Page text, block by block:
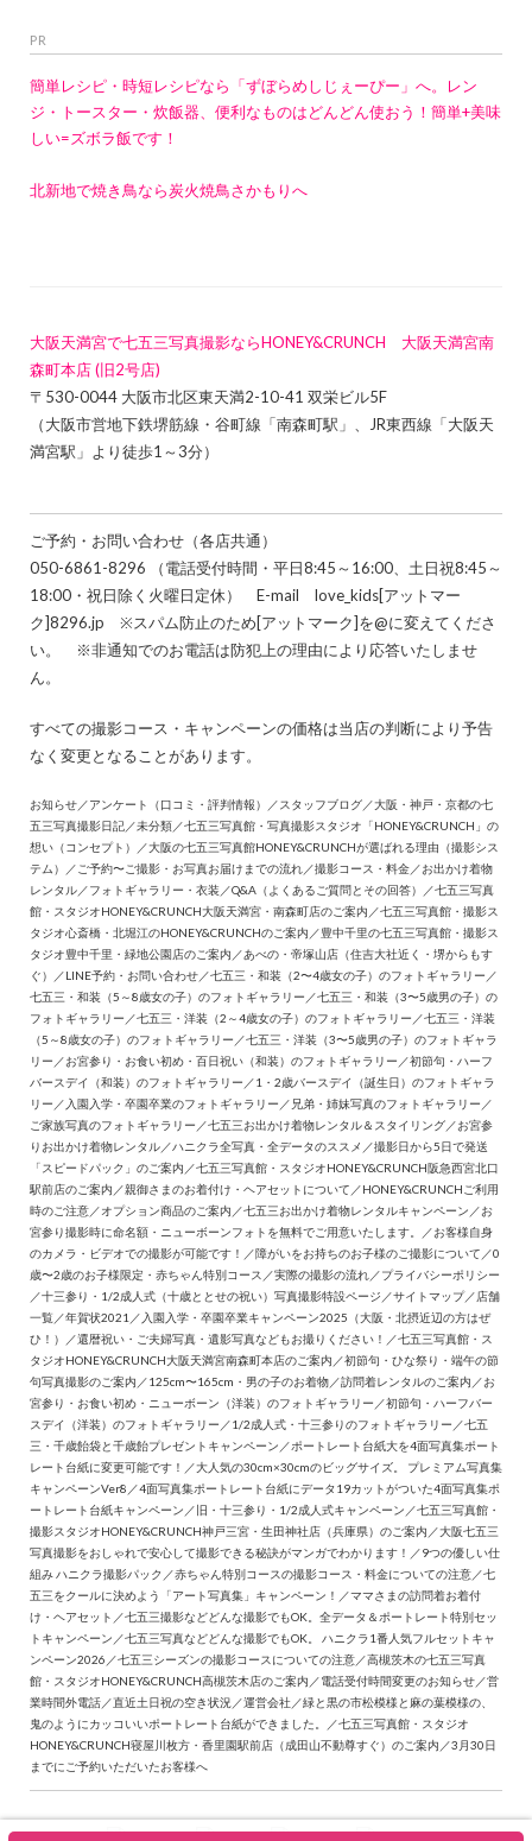
PR
簡単レシピ・時短レシピなら「ずぼらめしじぇーぴー」へ。レン
ジ・トースター・炊飯器、便利なものはどんどん使おう！簡単+美味
しい=ズボラ飯です！
北新地で焼き鳥なら炭火焼鳥さかもりへ
大阪天満宮で七五三写真撮影ならHONEY&CRUNCH 大阪天満宮南
森町本店 (旧2号店)
〒530-0044 大阪市北区東天満2-10-41 双栄ビル5F
（大阪市営地下鉄堺筋線・谷町線「南森町駅」、JR東西線「大阪天
満宮駅」より徒歩1～3分）
ご予約・お問い合わせ（各店共通）
050-6861-8296 （電話受付時間・平日8:45～16:00、土日祝8:45～
18:00・祝日除く火曜日定休） E-mail love_kids[アットマー
ク]8296.jp ※スパム防止のため[アットマーク]を@に変えてくださ
い。 ※非通知でのお電話は防犯上の理由により応答いたしませ
ん。
すべての撮影コース・キャンペーンの価格は当店の判断により予告
なく変更となることがあります。
お知らせ ／アンケート（口コミ・評判情報） ／スタッフブログ ／大阪・神戸・京都の七
五三写真撮影日記 ／未分類 ／七五三写真館・写真撮影スタジオ「HONEY&CRUNCH」の
想い（コンセプト）
／大阪の七五三写真館HONEY&CRUNCHが選ばれる理由（撮影シス
テム）
／ ご予約〜ご撮影・お写真お届けまでの流れ ／撮影コース・料金 ／お出かけ着物
レンタル ／フォトギャラリー・衣装 ／Q&A（よくあるご質問とその回答） ／七五三写真
館・スタジオHONEY&CRUNCH大阪天満宮・南森町店のご案内 ／七五三写真館・撮影ス
タジオ心斎橋・北堀江のHONEY&CRUNCHのご案内 ／豊中千里の七五三写真館・撮影ス
タジオ豊中千里・緑地公園店のご案内 ／あべの・帝塚山店（住吉大社近く・堺からもす
ぐ）
／LINE予約・お問い合わせ ／七五三・和装（2〜4歳女の子）のフォトギャラリー ／
七五三・和装（5～8歳女の子）のフォトギャラリー ／七五三・和装（3〜5歳男の子）の
フォトギャラリー ／七五三・洋装（2～4歳女の子）のフォトギャラリー ／七五三・洋装
（5～8歳女の子）のフォトギャラリー ／七五三・洋装（3〜5歳男の子）のフォトギャラ
リー ／お宮参り・お食い初め・百日祝い（和装）のフォトギャラリー ／初節句・ハーフ
バースデイ（和装）のフォトギャラリー ／1・2歳バースデイ（誕生日）のフォトギャラ
リー ／ 入園入学・卒園卒業のフォトギャラリー ／ 兄弟・姉妹写真のフォトギャラリー ／
ご家族写真のフォトギャラリー ／七五三お出かけ着物レンタル＆スタイリング ／お宮参
りお出かけ着物レンタル ／ハニクラ全写真・全データのススメ ／撮影日から5日で発送
「スピードパック」のご案内 ／七五三写真館・スタジオHONEY&CRUNCH阪急西宮北口
駅前店のご案内 ／親御さまのお着付け・ヘアセットについて ／HONEY&CRUNCHご利用
時のご注意 ／オプション商品のご案内 ／七五三お出かけ着物レンタルキャンペーン ／お
宮参り撮影時に命名額・ニューボーンフォトを無料でご用意いたします。
／お客様自身
のカメラ・ビデオでの撮影が可能です！ ／障がいをお持ちのお子様のご撮影について ／0
歳〜2歳のお子様限定・赤ちゃん特別コース ／実際の撮影の流れ ／プライバシーポリシー
／十三参り・1/2成人式（十歳ととせの祝い）写真撮影特設ページ ／サイトマップ／店舗
一覧 ／年賀状2021 ／ 入園入学・卒園卒業キャンペーン2025（大阪・北摂近辺の方はぜ
ひ！）
／還暦祝い・ご夫婦写真・遺影写真などもお撮りください！ ／七五三写真館・ス
タジオHONEY&CRUNCH大阪天満宮南森町本店のご案内 ／初節句・ひな祭り・端午の節
句写真撮影のご案内 ／125cm〜165cm・男の子のお着物 ／訪問着レンタルのご案内 ／お
宮参り・お食い初め・ニューボーン（洋装）のフォトギャラリー ／初節句・ハーフバー
スデイ（洋装）のフォトギャラリー ／1/2成人式・十三参りのフォトギャラリー ／七五
三・千歳飴袋と千歳飴プレゼントキャンペーン ／ポートレート台紙大を4面写真集ポート
レート台紙に変更可能です！ ／大人気の30cm×30cmのビッグサイズ。 プレミアム写真集
キャンペーンVer8 ／4面写真集ポートレート台紙にデータ19カットがついた4面写真集ポ
ートレート台紙キャンペーン ／旧・十三参り・1/2成人式キャンペーン ／七五三写真館・
撮影スタジオHONEY&CRUNCH神戸三宮・生田神社店（兵庫県）のご案内 ／大阪七五三
写真撮影をおしゃれで安心して撮影できる秘訣がマンガでわかります！ ／9つの優しい仕
組み ハニクラ撮影パック ／赤ちゃん特別コースの撮影コース・料金についての注意 ／七
五三をクールに決めよう「アート写真集」キャンペーン！ ／ママさまの訪問着お着付
け・ヘアセット ／七五三撮影などどんな撮影でもOK。全データ＆ポートレート特別セッ
トキャンペーン ／七五三写真などどんな撮影でもOK。 ハニクラ1番人気フルセットキャ
ンペーン2026 ／七五三シーズンの撮影コースについての注意 ／高槻茨木の七五三写真
館・スタジオHONEY&CRUNCH高槻茨木店のご案内 ／電話受付時間変更のお知らせ ／営
業時間外電話 ／直近土日祝の空き状況 ／運営会社 ／緑と黒の市松模様と麻の葉模様の、
鬼のようにカッコいいポートレート台紙ができました。
／七五三写真館・スタジオ
HONEY&CRUNCH寝屋川枚方・香里園駅前店（成田山不動尊すぐ）のご案内 ／3月30日
までにご予約いただいたお客様へ